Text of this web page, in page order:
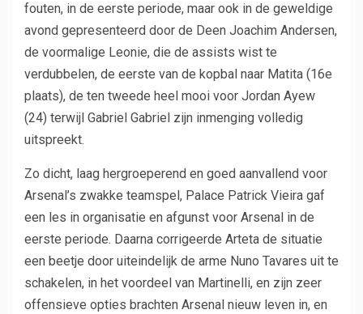
fouten, in de eerste periode, maar ook in de geweldige
avond gepresenteerd door de Deen Joachim Andersen,
de voormalige Leonie, die de assists wist te
verdubbelen, de eerste van de kopbal naar Matita (16e
plaats), de ten tweede heel mooi voor Jordan Ayew
(24) terwijl Gabriel Gabriel zijn inmenging volledig
uitspreekt.
Zo dicht, laag hergroeperend en goed aanvallend voor
Arsenal’s zwakke teamspel, Palace Patrick Vieira gaf
een les in organisatie en afgunst voor Arsenal in de
eerste periode. Daarna corrigeerde Arteta de situatie
een beetje door uiteindelijk de arme Nuno Tavares uit te
schakelen, in het voordeel van Martinelli, en zijn zeer
offensieve opties brachten Arsenal nieuw leven in, en